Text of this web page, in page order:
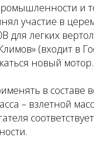
и
участие в
для легких
(входит в
новый мотор.
в составе
– взлетной